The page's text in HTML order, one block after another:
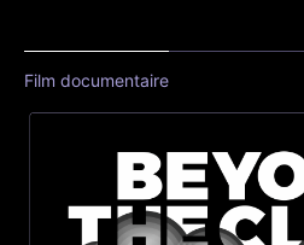
Film documentaire